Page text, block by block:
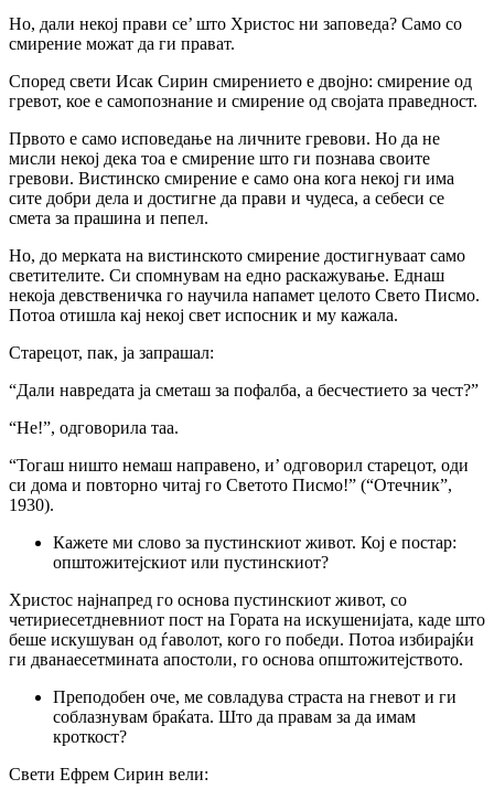
Ho, дали некој прави се’ што Христос ни заповеда? Само co
смирение можат да ги прават.
Според свети Исак Сирин смирението е двојно: смирение од
гревот, кое е самопознание и смирение од својата праведност.
Првото е само исповедање на личните гревови. Но да не
мисли некој дека тоа е смирение што ги познава своите
гревови. Вистинско смирение е само она кога некој ги има
сите добри дела и достигне да прави и чудеса, а себеси се
смета за прашина и пепел.
Ho, до мерката на вистинското смирение достигнуваат само
светителите. Си спомнувам на едно раскажување. Еднаш
некоја девственичка го научила напамет целото Свето Писмо.
Потоа отишла кај некој свет испосник и му кажала.
Старецот, пак, ја запрашал:
“Дали навредата ја сметаш за пофалба, a бесчестието за чест?”
“He!”, одговорила таа.
“Тогаш ништо немаш направено, и’ одговорил старецот, оди
си дома и повторно читај го Светото Писмо!” (“Отечник”,
1930).
Кажете ми слово за пустинскиот живот. Кој е постар:
општожитејскиот или пустинскиот?
Христос најнапред го основа пустинскиот живот, co
четириесетдневниот пост на Гората на искушенијата, каде што
беше искушуван од ѓаволот, кого го победи. Потоа избирајќи
ги дванаесетмината апостоли, го основа општожитејството.
Преподобен оче, ме совладува страста на гневот и ги
соблазнувам браќата. Што да правам за да имам
кроткост?
Свети Ефрем Сирин вели: